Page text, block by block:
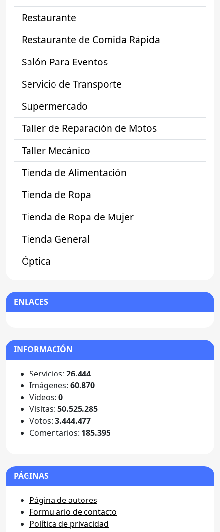
Restaurante
Restaurante de Comida Rápida
Salón Para Eventos
Servicio de Transporte
Supermercado
Taller de Reparación de Motos
Taller Mecánico
Tienda de Alimentación
Tienda de Ropa
Tienda de Ropa de Mujer
Tienda General
Óptica
ENLACES
INFORMACIÓN
Servicios: 26.444
Imágenes: 60.870
Videos: 0
Visitas: 50.525.285
Votos: 3.444.477
Comentarios: 185.395
PÁGINAS
Página de autores
Formulario de contacto
Política de privacidad